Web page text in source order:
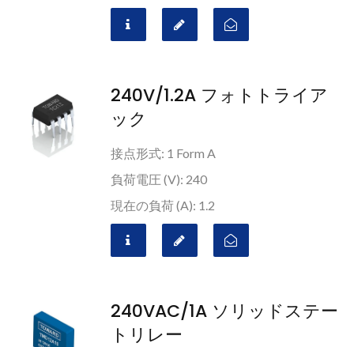
240V/1.2A フォトトライア
ック
接点形式: 1 Form A
負荷電圧 (V): 240
現在の負荷 (A): 1.2
240VAC/1A ソリッドステー
トリレー